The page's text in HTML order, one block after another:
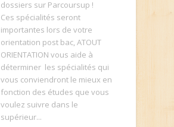
dossiers sur Parcoursup !
Ces spécialités seront
importantes lors de votre
orientation post bac, ATOUT
ORIENTATION vous aide à
déterminer les spécialités qui
vous conviendront le mieux en
fonction des études que vous
voulez suivre dans le
supérieur...